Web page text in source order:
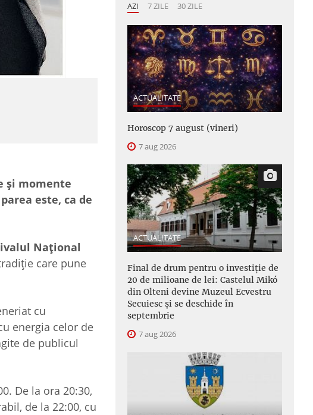
și momente
este, ca de
Național
care pune
cu
energia celor de
de publicul
De la ora 20:30,
de la 22:00, cu
AZI 7 ZILE 30 ZILE
ACTUALITATE
Horoscop 7 august (vineri)
7 aug 2026
ACTUALITATE
Final de drum pentru o investiție de
20 de milioane de lei: Castelul Mikó
din Olteni devine Muzeul Ecvestru
Secuiesc și se deschide în
septembrie
7 aug 2026